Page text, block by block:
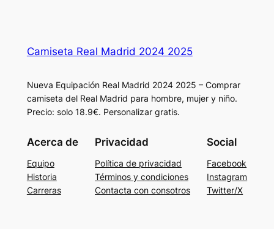
Camiseta Real Madrid 2024 2025
Nueva Equipación Real Madrid 2024 2025 – Comprar
camiseta del Real Madrid para hombre, mujer y niño.
Precio: solo 18.9€. Personalizar gratis.
Acerca de
Equipo
Historia
Carreras
Privacidad
Política de privacidad
Términos y condiciones
Contacta con consotros
Social
Facebook
Instagram
Twitter/X